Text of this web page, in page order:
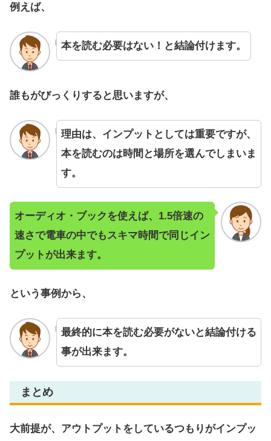
例えば、
本を読む必要はない！と結論付けます。
誰もがびっくりすると思いますが、
理由は、インプットとしては重要ですが、
本を読むのは時間と場所を選んでしまいま
す。
オーディオ・ブックを使えば、1.5倍速の
速さで電車の中でもスキマ時間で同じイン
プットが出来ます。
という事例から、
最終的に本を読む必要がないと結論付ける
事が出来ます。
まとめ
大前提が、アウトプットをしているつもりがインプッ